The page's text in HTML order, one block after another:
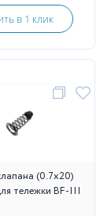
в 1 клик
(0.7х20)
тележки BF-III